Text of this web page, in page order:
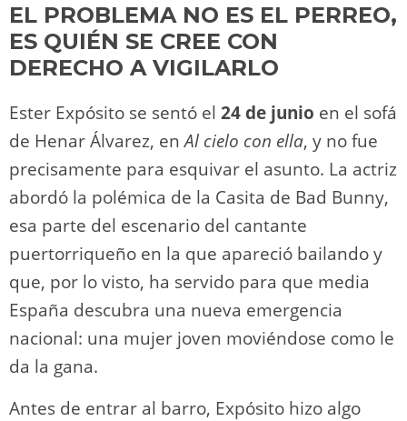
EL PROBLEMA NO ES EL PERREO,
ES QUIÉN SE CREE CON
DERECHO A VIGILARLO
Ester Expósito se sentó el 24 de junio en el sofá
de Henar Álvarez, enAl cielo con ella, y no fue
precisamente para esquivar el asunto. La actriz
abordó la polémica de la Casita de Bad Bunny,
esa parte del escenario del cantante
puertorriqueño en la que apareció bailando y
que, por lo visto, ha servido para que media
España descubra una nueva emergencia
nacional: una mujer joven moviéndose como le
da la gana.
Antes de entrar al barro, Expósito hizo algo